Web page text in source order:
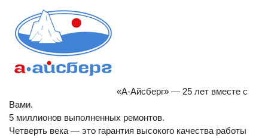
«А-Айсберг» — 25 лет вместе с
Вами.
5 миллионов выполненных ремонтов.
Четверть века — это гарантия высокого качества работы